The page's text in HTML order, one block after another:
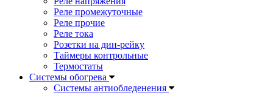
Реле промежуточные
Реле прочие
Реле тока
Розетки на дин-рейку
Таймеры контрольные
Термостаты
Системы обогрева
Системы антиобледенения